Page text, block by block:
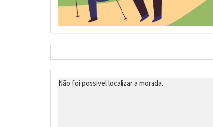
Não foi possivel localizar a morada.